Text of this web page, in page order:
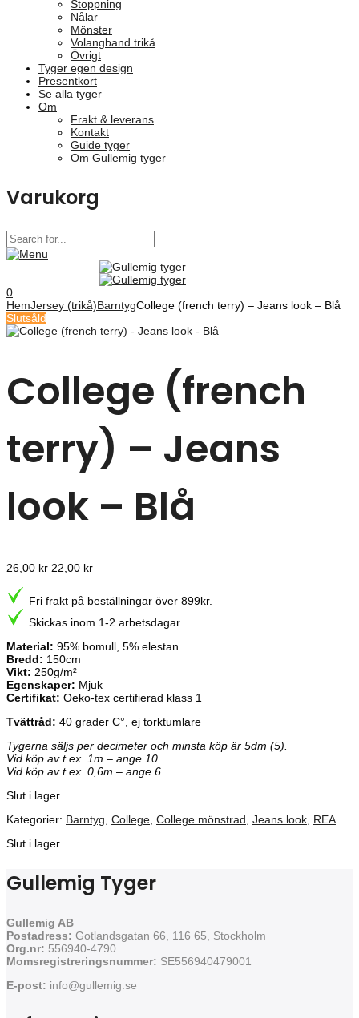
Stoppning
Nålar
Mönster
Volangband trikå
Övrigt
Tyger egen design
Presentkort
Se alla tyger
Om
Frakt & leverans
Kontakt
Guide tyger
Om Gullemig tyger
Varukorg
0
HemJersey (trikå)BarntygCollege (french terry) – Jeans look – Blå
Slutsåld
College (french
terry) – Jeans
look – Blå
26,00kr Det
var:
26,00 kr.
22,00 krDet
är:
22,00 kr.
Fri frakt på beställningar över 899kr.
Skickas inom 1-2 arbetsdagar.
Material: 95% bomull, 5% elestan
Bredd: 150cm
Vikt: 250g/m²
Egenskaper: Mjuk
Certifikat: Oeko-tex certifierad klass 1
Tvättråd: 40 grader C°, ej torktumlare
Tygerna säljs per decimeter och minsta köp är 5dm (5).
Vid köp av t.ex. 1m – ange 10.
Vid köp av t.ex. 0,6m – ange 6.
Slut i lager
Kategorier: Barntyg, College, College mönstrad, Jeans look, REA
Slut i lager
Gullemig Tyger
Gullemig AB
Postadress: Gotlandsgatan 66, 116 65, Stockholm
Org.nr: 556940-4790
Momsregistreringsnummer: SE556940479001
E-post: info@gullemig.se